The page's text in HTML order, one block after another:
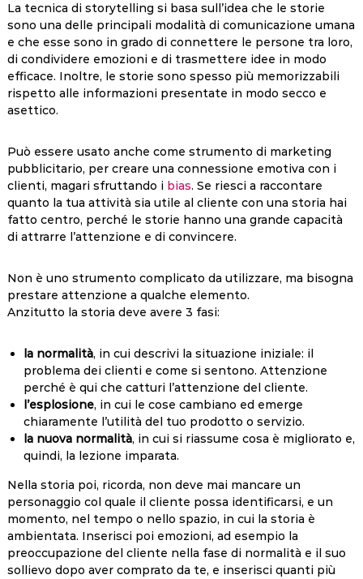
La tecnica di storytelling si basa sull’idea che le storie
sono una delle principali modalità di comunicazione umana
e che esse sono in grado di connettere le persone tra loro,
di condividere emozioni e di trasmettere idee in modo
efficace. Inoltre, le storie sono spesso più memorizzabili
rispetto alle informazioni presentate in modo secco e
asettico.
Può essere usato anche come strumento di marketing
pubblicitario, per creare una connessione emotiva con i
clienti, magari sfruttando i bias. Se riesci a raccontare
quanto la tua attività sia utile al cliente con una storia hai
fatto centro, perché le storie hanno una grande capacità
di attrarre l’attenzione e di convincere.
Non è uno strumento complicato da utilizzare, ma bisogna
prestare attenzione a qualche elemento.
Anzitutto la storia deve avere 3 fasi:
la normalità, in cui descrivi la situazione iniziale: il
problema dei clienti e come si sentono. Attenzione
perché è qui che catturi l’attenzione del cliente.
l’esplosione, in cui le cose cambiano ed emerge
chiaramente l’utilità del tuo prodotto o servizio.
la nuova normalità, in cui si riassume cosa è migliorato e,
quindi, la lezione imparata.
Nella storia poi, ricorda, non deve mai mancare un
personaggio col quale il cliente possa identificarsi, e un
momento, nel tempo o nello spazio, in cui la storia è
ambientata. Inserisci poi emozioni, ad esempio la
preoccupazione del cliente nella fase di normalità e il suo
sollievo dopo aver comprato da te, e inserisci quanti più